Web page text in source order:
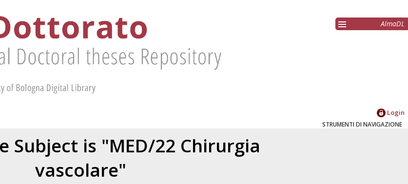
AlmaDL
Login
STRUMENTI DI NAVIGAZIONE
Subject is "MED/22 Chirurgia
vascolare"